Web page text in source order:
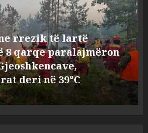
rrezik të lartë
8 qarqe paralajmëron
deri në 39°C
Ekzekuzohet me kallash i riu
në Korçë, shoku i fëmijërisë e
ndoqi vrenda pallatit dhe e
vrau: Çfarë thonë fqinjët
AUGUST 8, 2026
Fundjava me rrezik të lartë